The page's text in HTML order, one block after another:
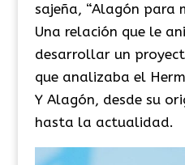
sajeña, “Alagón para
Una relación que le
desarrollar un
que analizaba el
Y Alagón, desde su
hasta la actualidad.